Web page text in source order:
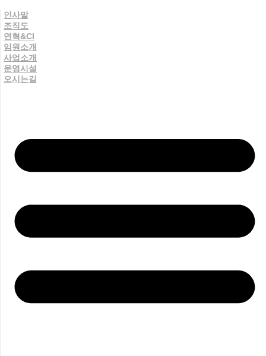
인사말
조직도
연혁&CI
임원소개
사업소개
운영시설
오시는길